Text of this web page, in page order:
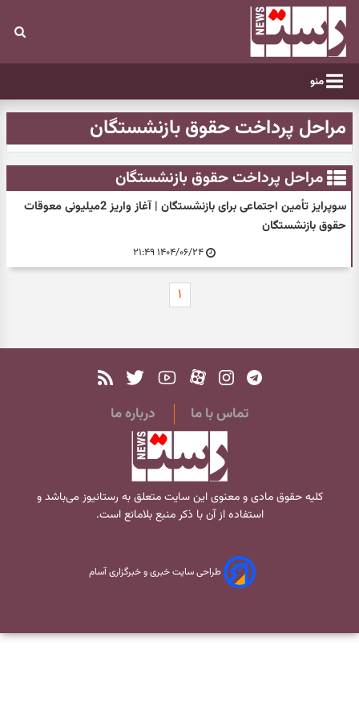
منو
مراحل پرداخت حقوق بازنشستگان
مراحل پرداخت حقوق بازنشستگان
سوپرایز تأمین اجتماعی برای بازنشستگان | آغاز واریز 2میلیونی معوقات
حقوق بازنشستگان
۱۴۰۴/۰۶/۲۴ ۲۱:۴۹
۱
تماس با ما درباره ما
کلیه حقوق مادی و معنوی این سایت متعلق به رستانیوز می‌باشد و
استفاده از آن با ذکر منبع بلامانع است.
طراحی سایت خبری و خبرگزاری آسام